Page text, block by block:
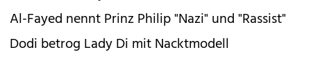
Al-Fayed nennt Prinz Philip "Nazi" und "Rassist"
Dodi betrog Lady Di mit Nacktmodell